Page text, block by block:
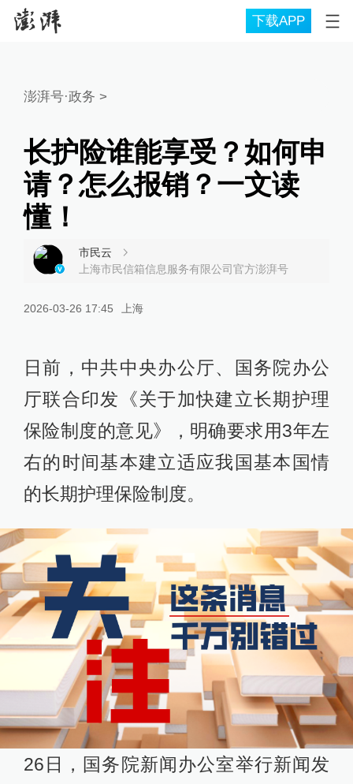
下载APP
澎湃号·政务 >
长护险谁能享受？如何申
请？怎么报销？一文读
懂！
市民云
上海市民信箱信息服务有限公司官方澎湃号
2026-03-26 17:45 上海
日前，中共中央办公厅、国务院办公
厅联合印发《关于加快建立长期护理
保险制度的意见》，明确要求用3年左
右的时间基本建立适应我国基本国情
的长期护理保险制度。
26日，国务院新闻办公室举行新闻发